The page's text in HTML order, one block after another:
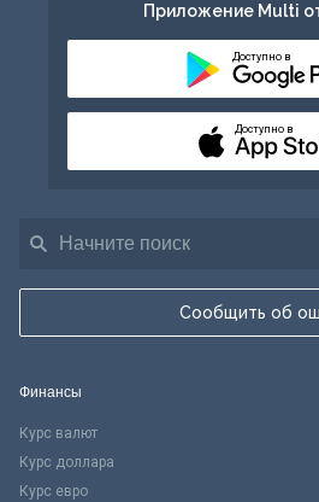
Сообщить об
Приложение Multi
Доступно в
Доступно в
Финансы
Курс валют
Курс доллара
Курс евро